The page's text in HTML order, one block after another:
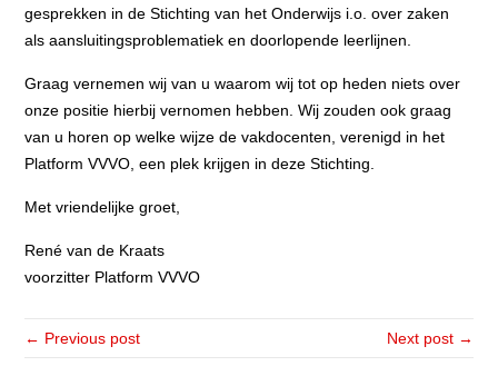
gesprekken in de Stichting van het Onderwijs i.o. over zaken
als aansluitingsproblematiek en doorlopende leerlijnen.
Graag vernemen wij van u waarom wij tot op heden niets over
onze positie hierbij vernomen hebben. Wij zouden ook graag
van u horen op welke wijze de vakdocenten, verenigd in het
Platform VVVO, een plek krijgen in deze Stichting.
Met vriendelijke groet,
René van de Kraats
voorzitter Platform VVVO
← Previous post Next post →